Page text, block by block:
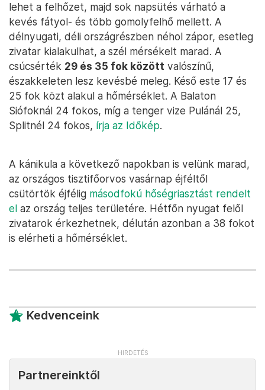
lehet a felhőzet, majd sok napsütés várható a
kevés fátyol- és több gomolyfelhő mellett. A
délnyugati, déli országrészben néhol zápor, esetleg
zivatar kialakulhat, a szél mérsékelt marad. A
csúcsérték 29 és 35 fok között valószínű,
északkeleten lesz kevésbé meleg. Késő este 17 és
25 fok közt alakul a hőmérséklet. A Balaton
Siófoknál 24 fokos, míg a tenger vize Pulánál 25,
Splitnél 24 fokos, írja az Időkép.
A kánikula a következő napokban is velünk marad,
az országos tisztifőorvos vasárnap éjféltől
csütörtök éjfélig másodfokú hőségriasztást rendelt
el az ország teljes területére. Hétfőn nyugat felől
zivatarok érkezhetnek, délután azonban a 38 fokot
is elérheti a hőmérséklet.
Kedvenceink
Partnereinktől